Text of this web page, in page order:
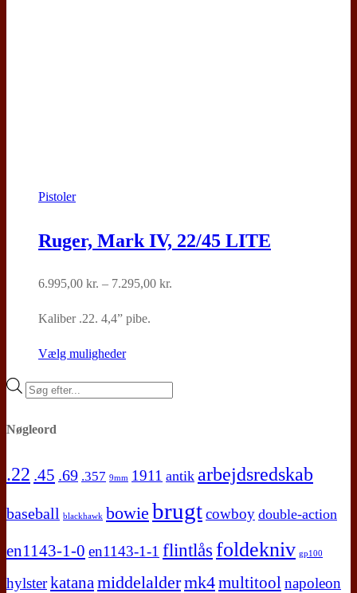
Pistoler
Ruger, Mark IV, 22/45 LITE
6.995,00 kr. – 7.295,00 kr.
Kaliber .22. 4,4” pibe.
Vælg mulighederDette
har
vælges
varesiden
Products
Nøgleord
.22 .45 .69 .357 9mm 1911 antik arbejdsredskab
baseball blackhawk bowie brugtcowboy double-action
en1143-1-0 en1143-1-1 flintlåsfoldekniv gp100
hylsterkatanamiddelaldermk4multitoolnapoleon